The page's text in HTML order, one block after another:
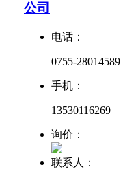
公司
电话：
0755-28014589
手机：
13530116269
询价：
联系人：